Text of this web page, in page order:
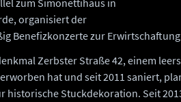
zum Simonettihaus in
organisiert der
Benefizkonzerte zur
Zerbster Straße 42, einem
hat und seit 2011 saniert,
historische Stuckdekoration. Seit